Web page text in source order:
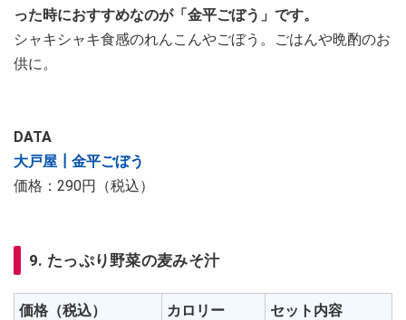
った時におすすめなのが「金平ごぼう」です。
シャキシャキ食感のれんこんやごぼう。ごはんや晩酌のお
供に。
DATA
大戸屋┃金平ごぼう
価格：290円（税込）
9. たっぷり野菜の麦みそ汁
価格（税込） カロリー セット内容